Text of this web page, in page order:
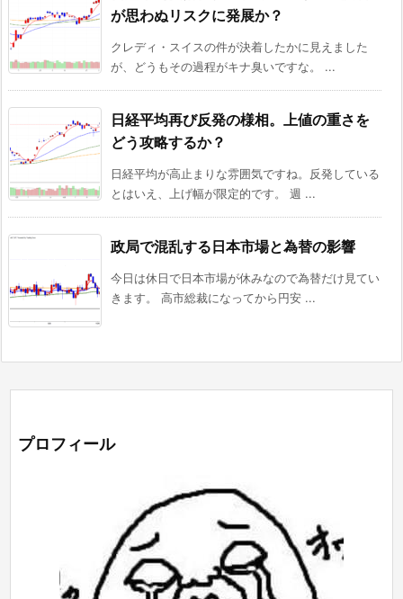
が思わぬリスクに発展か？
クレディ・スイスの件が決着したかに見えました
が、どうもその過程がキナ臭いですな。 ...
日経平均再び反発の様相。上値の重さを
どう攻略するか？
日経平均が高止まりな雰囲気ですね。反発している
とはいえ、上げ幅が限定的です。 週 ...
政局で混乱する日本市場と為替の影響
今日は休日で日本市場が休みなので為替だけ見てい
きます。 高市総裁になってから円安 ...
プロフィール